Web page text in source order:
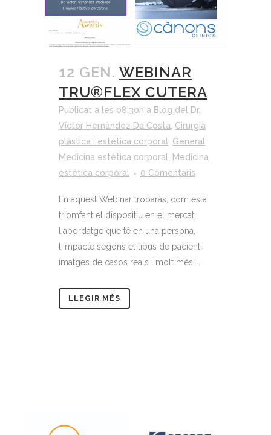
12 GEN. WEBINAR
TRU®FLEX CUTERA
Publicat a les 08:30h a Blog del Dr.
Víctor Hernàndez Da Costa Cirurgia
plàstica i estètica corporal
General
Medicina estètica corporal
Medicina
estética corporal
0 Comentaris
En aquest Webinar trobaràs, com està
triomfant el dispositiu en el mercat,
l'abordatge que té en una persona,
l'impacte segons el tipus de pacient,
imatges de casos reals i molt més!...
LLEGIR MÉS